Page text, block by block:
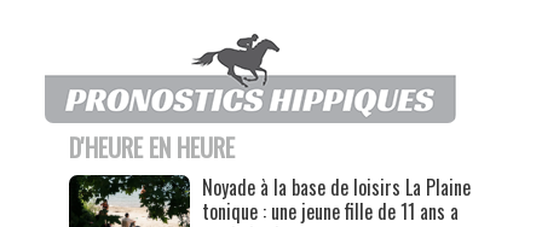
D'HEURE EN HEURE
Noyade à la base de loisirs La Plaine
tonique : une jeune fille de 11 ans a